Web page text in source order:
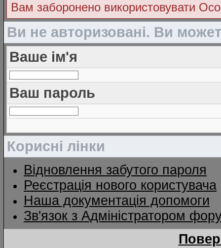
Вам заборонено використовувати
Ви не авторизовані. Ви
Ваше ім'я
Ваш пароль
Корисні лінки
Відновлення забутого пароля
Реєстрація нового користувача
Наша документація допомоги
Зв'язок з Адміністратором